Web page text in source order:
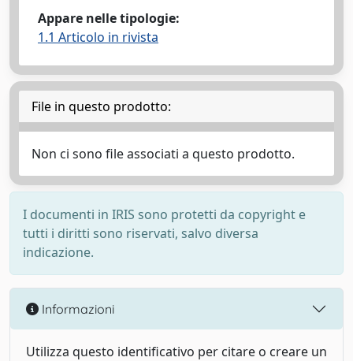
Appare nelle tipologie:
1.1 Articolo in rivista
File in questo prodotto:
Non ci sono file associati a questo prodotto.
I documenti in IRIS sono protetti da copyright e
tutti i diritti sono riservati, salvo diversa
indicazione.
Informazioni
Utilizza questo identificativo per citare o creare un